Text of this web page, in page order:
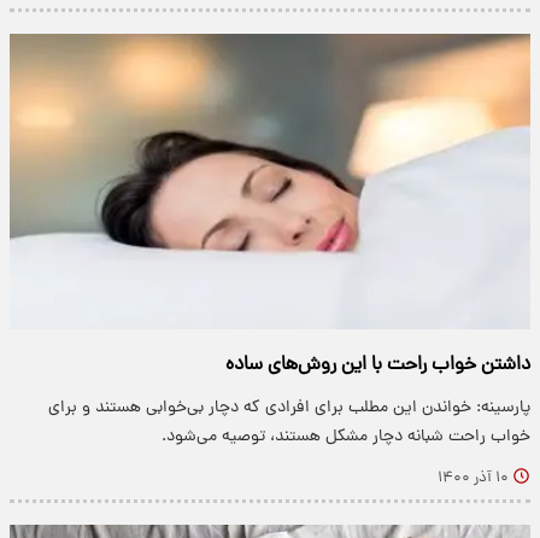
داشتن خواب راحت با این روش‌های ساده
پارسینه: خواندن این مطلب برای افرادی که دچار بی‌خوابی هستند و برای
خواب راحت شبانه دچار مشکل هستند، توصیه می‌شود.
۱۰ آذر ۱۴۰۰